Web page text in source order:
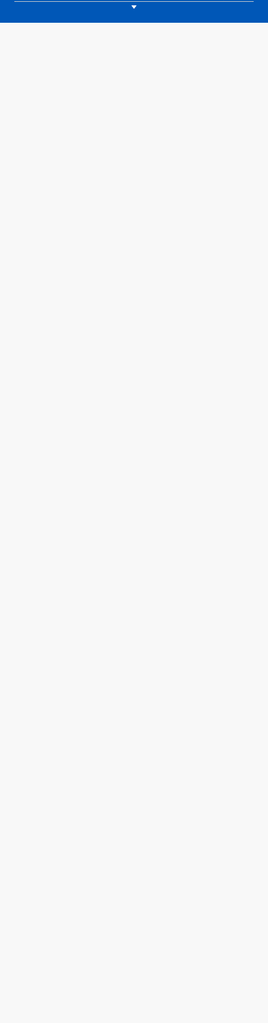
Mühendislik showroomumuza bekliyoruz. Tel: 0(264) 279 43 44.